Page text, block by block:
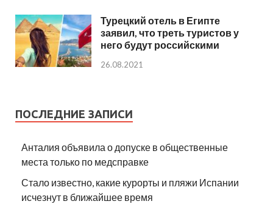
Турецкий отель в Египте
заявил, что треть туристов у
него будут российскими
26.08.2021
ПОСЛЕДНИЕ ЗАПИСИ
Анталия объявила о допуске в общественные
места только по медсправке
Стало известно, какие курорты и пляжи Испании
исчезнут в ближайшее время